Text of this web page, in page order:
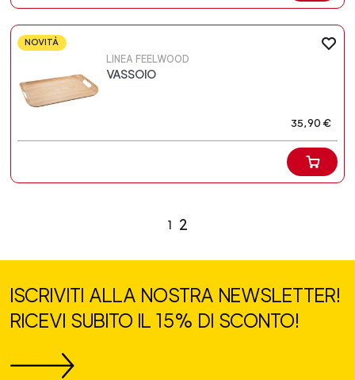
NOVITÀ
LINEA FEELWOOD
VASSOIO
35,90 €
1 2
ISCRIVITI ALLA NOSTRA NEWSLETTER!
RICEVI SUBITO IL 15% DI SCONTO!